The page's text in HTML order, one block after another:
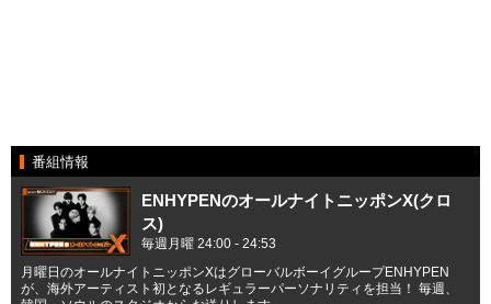
番組情報
ENHYPENのオールナイトニッポンX(クロ
ス)
毎週月曜 24:00 - 24:53
月曜日のオールナイトニッポンXはグローバルボーイグループENHYPEN
が、海外アーティスト初となるレギュラーパーソナリティを担当！ 毎週、